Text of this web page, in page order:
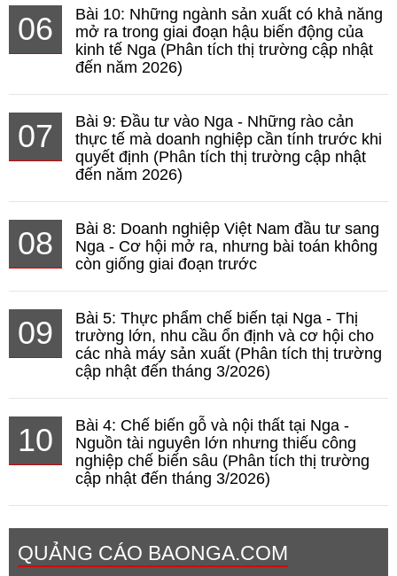
06
Bài 10: Những ngành sản xuất có khả năng
mở ra trong giai đoạn hậu biến động của
kinh tế Nga (Phân tích thị trường cập nhật
đến năm 2026)
07
Bài 9: Đầu tư vào Nga - Những rào cản
thực tế mà doanh nghiệp cần tính trước khi
quyết định (Phân tích thị trường cập nhật
đến năm 2026)
08
Bài 8: Doanh nghiệp Việt Nam đầu tư sang
Nga - Cơ hội mở ra, nhưng bài toán không
còn giống giai đoạn trước
09
Bài 5: Thực phẩm chế biến tại Nga - Thị
trường lớn, nhu cầu ổn định và cơ hội cho
các nhà máy sản xuất (Phân tích thị trường
cập nhật đến tháng 3/2026)
10
Bài 4: Chế biến gỗ và nội thất tại Nga -
Nguồn tài nguyên lớn nhưng thiếu công
nghiệp chế biến sâu (Phân tích thị trường
cập nhật đến tháng 3/2026)
QUẢNG CÁO BAONGA.COM